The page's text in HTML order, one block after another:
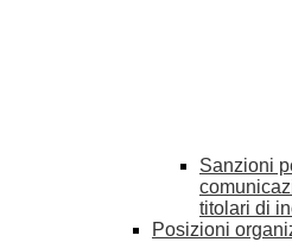
Sanzioni
titolari di
Posizioni